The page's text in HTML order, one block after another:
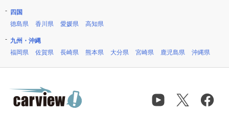
四国
徳島県
香川県 愛媛県 高知県
九州・沖縄
福岡県
佐賀県 長崎県 熊本県 大分県 宮崎県 鹿児島県 沖縄県